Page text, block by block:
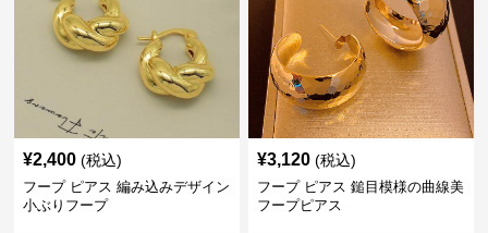
¥2,400 (税込)
フープ ピアス 編み込みデザイン
小ぶりフープ
¥3,120 (税込)
フープ ピアス 鎚目模様の曲線美
フープピアス